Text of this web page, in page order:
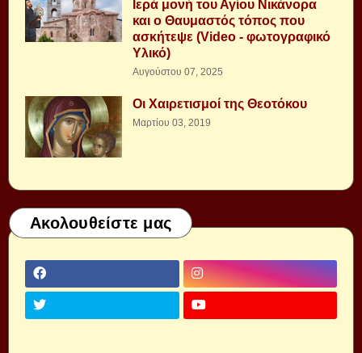
Ιερά μονή του Αγίου Νικάνορα
και ο Θαυμαστός τόπος που
ασκήτεψε (Video - φωτογραφικό
Υλικό)
Αυγούστου 07, 2025
Οι Χαιρετισμοί της Θεοτόκου
Μαρτίου 03, 2019
Ακολουθείστε μας